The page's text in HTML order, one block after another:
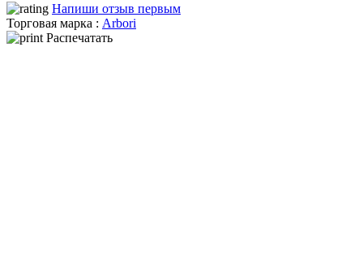
Напиши отзыв первым
Торговая марка : Arbori
Распечатать